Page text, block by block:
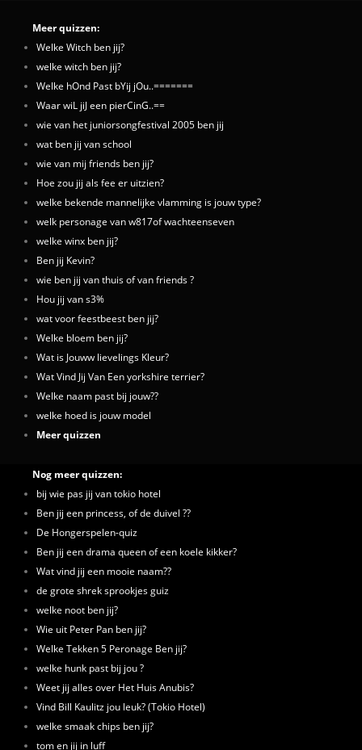
Meer quizzen:
Welke Witch ben jij?
welke witch ben jij?
Welke hOnd Past bYij jOu..=======
Waar wiL jiJ een pierCinG..==
wie van het juniorsongfestival 2005 ben jij
wat ben jij van school
wie van mij friends ben jij?
Hoe zou jij als fee er uitzien?
welke bekende mannelijke vlamming is jouw type?
welk personage van w817of wachteenseven
welke winx ben jij?
Ben jij Kevin?
wie ben jij van thuis of van friends ?
Hou jij van s3%
wat voor feestbeest ben jij?
Welke bloem ben jij?
Wat is Jouww lievelings Kleur?
Wat Vind Jij Van Een yorkshire terrier?
Welke naam past bij jouw??
welke hoed is jouw model
Meer quizzen
Nog meer quizzen:
bij wie pas jij van tokio hotel
Ben jij een princess, of de duivel ??
De Hongerspelen-quiz
Ben jij een drama queen of een koele kikker?
Wat vind jij een mooie naam??
de grote shrek sprookjes guiz
welke noot ben jij?
Wie uit Peter Pan ben jij?
Welke Tekken 5 Peronage Ben jij?
welke hunk past bij jou ?
Weet jij alles over Het Huis Anubis?
Vind Bill Kaulitz jou leuk? (Tokio Hotel)
welke smaak chips ben jij?
tom en jij in luff